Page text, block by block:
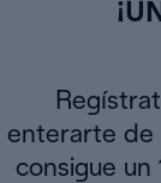
enterarte de
consigue